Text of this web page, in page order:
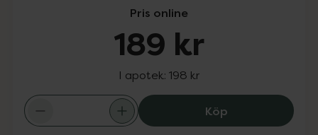
Pris online
189 kr
I apotek: 198 kr
KöpLumene Matte